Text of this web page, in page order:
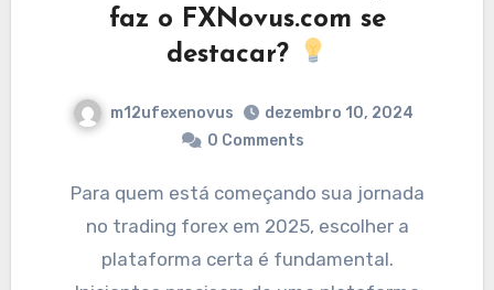
faz o FXNovus.com se
destacar?
m12ufexenovus
dezembro 10, 2024
0 Comments
Para quem está começando sua jornada
no trading forex em 2025, escolher a
plataforma certa é fundamental.